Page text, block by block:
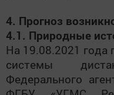
4. Прогноз
4.1. Природные
На 19.08.2021
системы
Федерального